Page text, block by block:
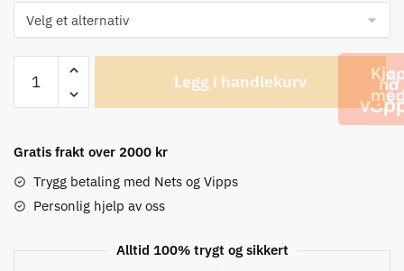
Italia
SLR
TM
Superflow
antall
Legg i handlekurv
Gratis frakt over 2000 kr
Trygg betaling med Nets og Vipps
Personlig hjelp av oss
Alltid 100% trygt og sikkert